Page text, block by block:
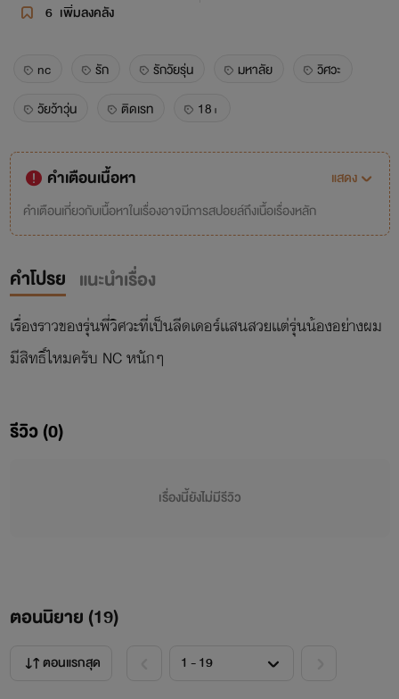
6 เพิ่มลงคลัง
nc รัก รักวัยรุ่น มหาลัย
วิศวะ
วัยว้าวุ่น
ติดเรท 18+
คำเตือนเนื้อหา
แสดง
คำเตือนเกี่ยวกับเนื้อหาในเรื่องอาจมีการสปอยล์ถึงเนื้อเรื่องหลัก
คำโปรย แนะนำเรื่อง
เรื่องราวของรุ่นพี่วิศวะที่เป็นลีดเดอร์เเสนสวยเเต่รุ่นน้องอย่างผม
มีสิทธิ์ไหมครับ NC หนักๆ
รีวิว (0)
เรื่องนี้ยังไม่มีรีวิว
ตอนนิยาย (19)
ตอนแรกสุด